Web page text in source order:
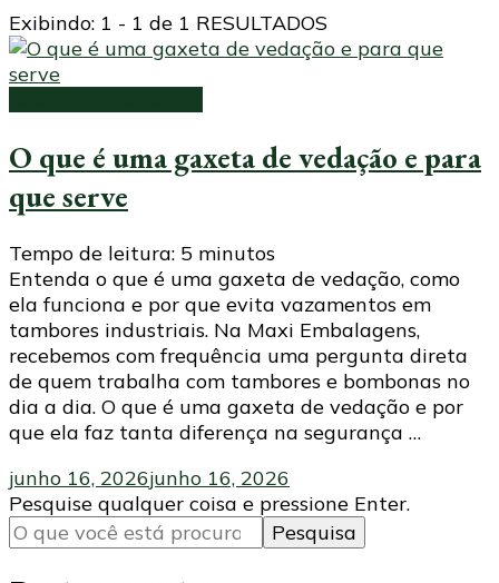
Exibindo: 1 - 1 de 1 RESULTADOS
O que é uma gaxeta de vedação e para
que serve
Tempo de leitura: 5 minutos
Entenda o que é uma gaxeta de vedação, como
ela funciona e por que evita vazamentos em
tambores industriais. Na Maxi Embalagens,
recebemos com frequência uma pergunta direta
de quem trabalha com tambores e bombonas no
dia a dia. O que é uma gaxeta de vedação e por
que ela faz tanta diferença na segurança …
junho 16, 2026junho 16, 2026
Procurando
algo?
Pesquise qualquer coisa e pressione Enter.